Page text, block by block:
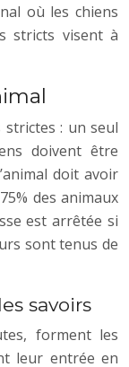
où les chiens
stricts visent à
: un seul
doivent être
doit avoir
des animaux
est arrêtée si
sont tenus de
savoirs
forment les
leur entrée en